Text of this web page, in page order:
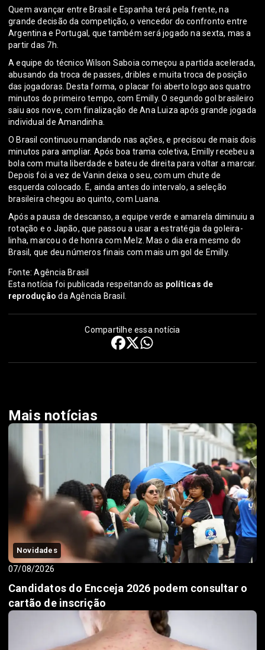
Quem avançar entre Brasil e Espanha terá pela frente, na
grande decisão da competição, o vencedor do confronto entre
Argentina e Portugal, que também será jogado na sexta, mas a
partir das 7h.
A equipe do técnico Wilson Saboia começou a partida acelerada,
abusando da troca de passes, dribles e muita troca de posição
das jogadoras. Desta forma, o placar foi aberto logo aos quatro
minutos do primeiro tempo, com Emilly. O segundo gol brasileiro
saiu aos nove, com finalização de Ana Luiza após grande jogada
individual de Amandinha.
O Brasil continuou mandando nas ações, e precisou de mais dois
minutos para ampliar. Após boa trama coletiva, Emilly recebeu a
bola com muita liberdade e bateu de direita para voltar a marcar.
Depois foi a vez de Vanin deixa o seu, com um chute de
esquerda colocado. E, ainda antes do intervalo, a seleção
brasileira chegou ao quinto, com Luana.
Após a pausa de descanso, a equipe verde e amarela diminuiu a
rotação e o Japão, que passou a usar a estratégia da goleira-
linha, marcou o de honra com Melz. Mas o dia era mesmo do
Brasil, que deu números finais com mais um gol de Emilly.
Fonte: Agência Brasil
Esta notícia foi publicada respeitando as políticas de
reprodução da Agência Brasil.
Compartilhe essa notícia
Mais notícias
Novidades
07/08/2026
Candidatos do Encceja 2026 podem consultar o
cartão de inscrição